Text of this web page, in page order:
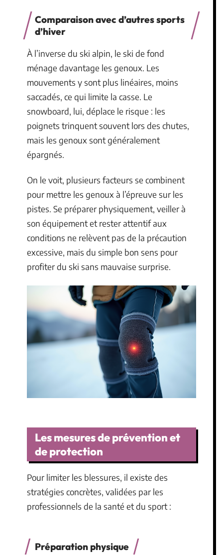
Comparaison avec d’autres sports
d’hiver
À l’inverse du ski alpin, le ski de fond
ménage davantage les genoux. Les
mouvements y sont plus linéaires, moins
saccadés, ce qui limite la casse. Le
snowboard, lui, déplace le risque : les
poignets trinquent souvent lors des chutes,
mais les genoux sont généralement
épargnés.
On le voit, plusieurs facteurs se combinent
pour mettre les genoux à l’épreuve sur les
pistes. Se préparer physiquement, veiller à
son équipement et rester attentif aux
conditions ne relèvent pas de la précaution
excessive, mais du simple bon sens pour
profiter du ski sans mauvaise surprise.
Les mesures de prévention et
de protection
Pour limiter les blessures, il existe des
stratégies concrètes, validées par les
professionnels de la santé et du sport :
Préparation physique